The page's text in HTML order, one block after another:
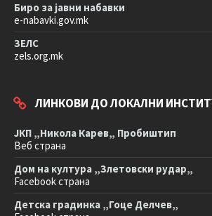
Биро за јавни набавки
e-nabavki.gov.mk
ЗЕЛС
zels.org.mk
ЛИНКОВИ ДО ЛОКАЛНИ
ЈКП „Никола Карев„ Пробиштип
Веб страна
Дом на култура „Злетовски рудар„
Facebook страна
Детска градинка „Гоце Делчев„